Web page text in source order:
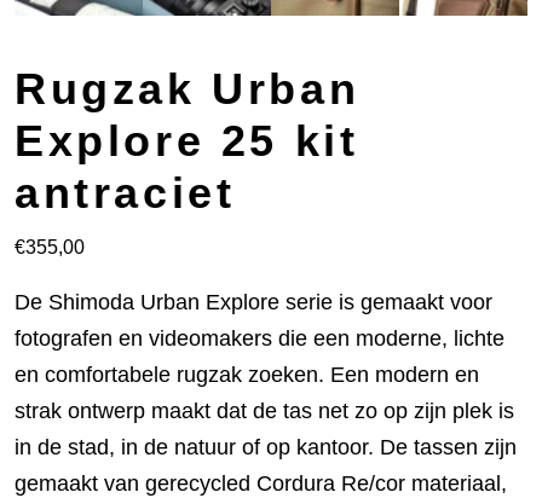
Rugzak Urban
Explore 25 kit
antraciet
€355,00
De Shimoda Urban Explore serie is gemaakt voor
fotografen en videomakers die een moderne, lichte
en comfortabele rugzak zoeken. Een modern en
strak ontwerp maakt dat de tas net zo op zijn plek is
in de stad, in de natuur of op kantoor. De tassen zijn
gemaakt van gerecycled Cordura Re/cor materiaal,